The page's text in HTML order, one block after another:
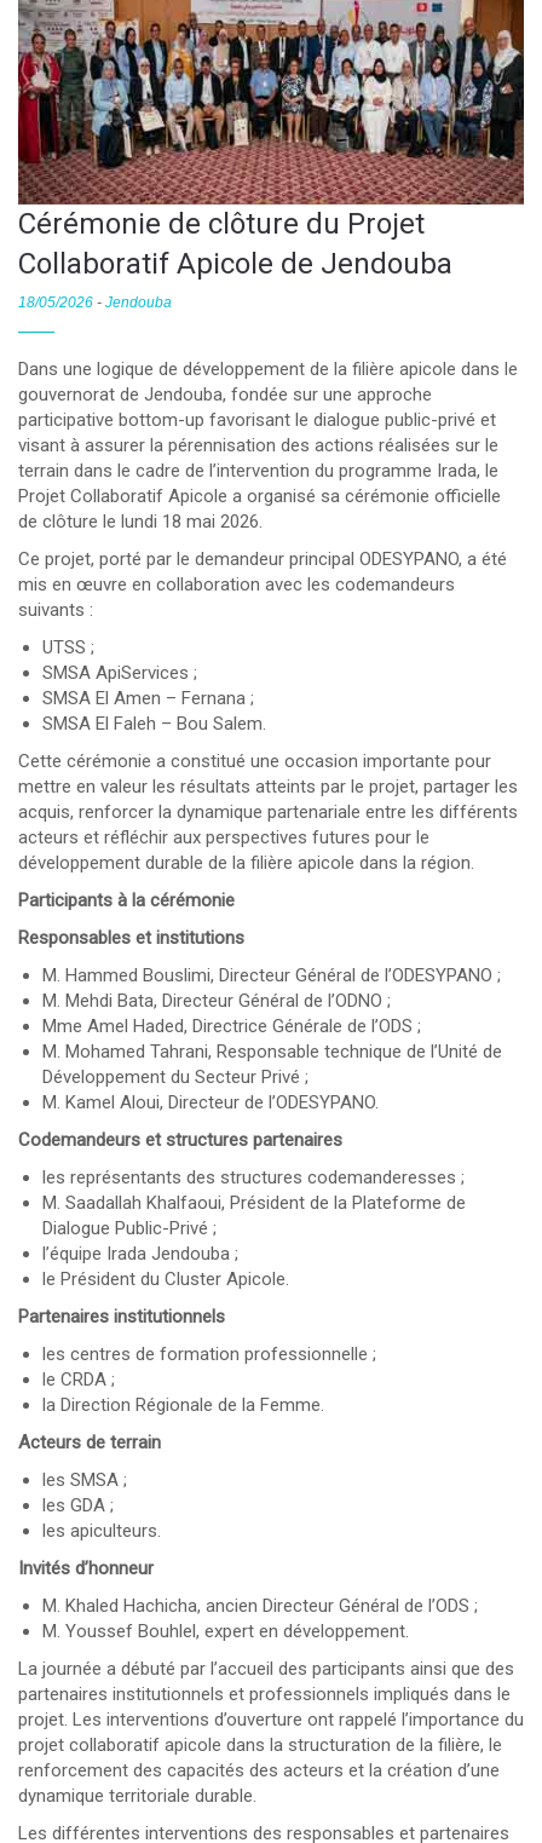
Cérémonie de clôture du Projet
Collaboratif Apicole de Jendouba
18/05/2026 - Jendouba
Dans une logique de développement de la filière apicole dans le
gouvernorat de Jendouba, fondée sur une approche
participative bottom-up favorisant le dialogue public-privé et
visant à assurer la pérennisation des actions réalisées sur le
terrain dans le cadre de l’intervention du programme Irada, le
Projet Collaboratif Apicole a organisé sa cérémonie officielle
de clôture le lundi 18 mai 2026.
Ce projet, porté par le demandeur principal ODESYPANO, a été
mis en œuvre en collaboration avec les codemandeurs
suivants :
UTSS ;
SMSA ApiServices ;
SMSA El Amen – Fernana ;
SMSA El Faleh – Bou Salem.
Cette cérémonie a constitué une occasion importante pour
mettre en valeur les résultats atteints par le projet, partager les
acquis, renforcer la dynamique partenariale entre les différents
acteurs et réfléchir aux perspectives futures pour le
développement durable de la filière apicole dans la région.
Participants à la cérémonie
Responsables et institutions
M. Hammed Bouslimi, Directeur Général de l’ODESYPANO ;
M. Mehdi Bata, Directeur Général de l’ODNO ;
Mme Amel Haded, Directrice Générale de l’ODS ;
M. Mohamed Tahrani, Responsable technique de l’Unité de
Développement du Secteur Privé ;
M. Kamel Aloui, Directeur de l’ODESYPANO.
Codemandeurs et structures partenaires
les représentants des structures codemanderesses ;
M. Saadallah Khalfaoui, Président de la Plateforme de
Dialogue Public-Privé ;
l’équipe Irada Jendouba ;
le Président du Cluster Apicole.
Partenaires institutionnels
les centres de formation professionnelle ;
le CRDA ;
la Direction Régionale de la Femme.
Acteurs de terrain
les SMSA ;
les GDA ;
les apiculteurs.
Invités d’honneur
M. Khaled Hachicha, ancien Directeur Général de l’ODS ;
M. Youssef Bouhlel, expert en développement.
La journée a débuté par l’accueil des participants ainsi que des
partenaires institutionnels et professionnels impliqués dans le
projet. Les interventions d’ouverture ont rappelé l’importance du
projet collaboratif apicole dans la structuration de la filière, le
renforcement des capacités des acteurs et la création d’une
dynamique territoriale durable.
Les différentes interventions des responsables et partenaires